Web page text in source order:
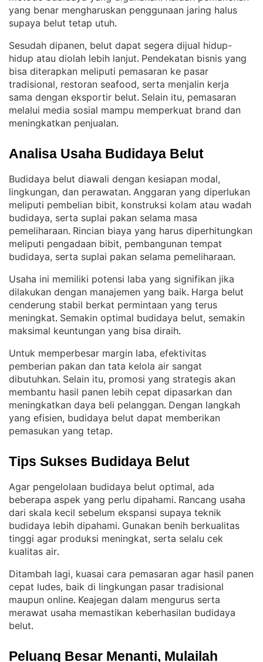
yang benar mengharuskan penggunaan jaring halus
supaya belut tetap utuh.
Sesudah dipanen, belut dapat segera dijual hidup-
hidup atau diolah lebih lanjut. Pendekatan bisnis yang
bisa diterapkan meliputi pemasaran ke pasar
tradisional, restoran seafood, serta menjalin kerja
sama dengan eksportir belut. Selain itu, pemasaran
melalui media sosial mampu memperkuat brand dan
meningkatkan penjualan.
Analisa Usaha Budidaya Belut
Budidaya belut diawali dengan kesiapan modal,
lingkungan, dan perawatan. Anggaran yang diperlukan
meliputi pembelian bibit, konstruksi kolam atau wadah
budidaya, serta suplai pakan selama masa
pemeliharaan. Rincian biaya yang harus diperhitungkan
meliputi pengadaan bibit, pembangunan tempat
budidaya, serta suplai pakan selama pemeliharaan.
Usaha ini memiliki potensi laba yang signifikan jika
dilakukan dengan manajemen yang baik. Harga belut
cenderung stabil berkat permintaan yang terus
meningkat. Semakin optimal budidaya belut, semakin
maksimal keuntungan yang bisa diraih.
Untuk memperbesar margin laba, efektivitas
pemberian pakan dan tata kelola air sangat
dibutuhkan. Selain itu, promosi yang strategis akan
membantu hasil panen lebih cepat dipasarkan dan
meningkatkan daya beli pelanggan. Dengan langkah
yang efisien, budidaya belut dapat memberikan
pemasukan yang tetap.
Tips Sukses Budidaya Belut
Agar pengelolaan budidaya belut optimal, ada
beberapa aspek yang perlu dipahami. Rancang usaha
dari skala kecil sebelum ekspansi supaya teknik
budidaya lebih dipahami. Gunakan benih berkualitas
tinggi agar produksi meningkat, serta selalu cek
kualitas air.
Ditambah lagi, kuasai cara pemasaran agar hasil panen
cepat ludes, baik di lingkungan pasar tradisional
maupun online. Keajegan dalam mengurus serta
merawat usaha memastikan keberhasilan budidaya
belut.
Peluang Besar Menanti, Mulailah